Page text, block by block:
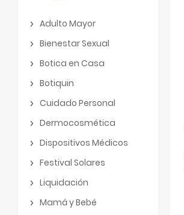
Adulto Mayor
Bienestar Sexual
Botica en Casa
Botiquin
Cuidado Personal
Dermocosmética
Dispositivos Médicos
Festival Solares
Liquidación
Mamá y Bebé